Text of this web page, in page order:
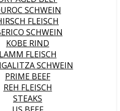
SCHWEIN
FLEISCH
SCHWEIN
KOBE RIND
LAMM FLEISCH
SCHWEIN
PRIME BEEF
REH FLEISCH
STEAKS